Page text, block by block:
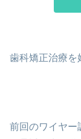
歯科矯正治療を
前回のワイヤー